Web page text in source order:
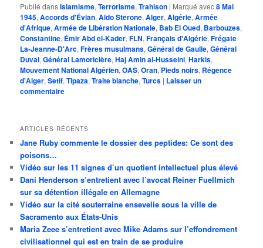
Publié dansIslamisme,Terrorisme,Trahison | Marqué avec8 Mai
1945,Accords d'Évian,Aldo Sterone,Alger,Algérie,Armée
d'Afrique,Armée de Libération Nationale, Bab El Oued, Barbouzes,
Constantine, Émir Abd el-Kader,FLN,Français d'Algérie,Frégate
La-Jeanne-D'Arc,Frères musulmans,Général de Gaulle,Général
Duval,Général Lamoricière,Haj Amin al-Husseini,Harkis,
Mouvement National Algérien,OAS,Oran, Pieds noirs, Régence
d'Alger,Setif,Tipaza,Traite blanche,Turcs | Laisser un
commentaire
ARTICLES RÉCENTS
Jane Ruby commente le dossier des peptides: Ce sont des
poisons…
Vidéo sur les 11 signes d’un quotient intellectuel plus élevé
Dani Henderson s’entretient avec l’avocat Reiner Fuellmich
sur sa détention illégale en Allemagne
Vidéo sur la cité souterraine ensevelie sous la ville de
Sacramento aux États-Unis
Maria Zeee s’entretient avec Mike Adams sur l’effondrement
civilisationnel qui est en train de se produire